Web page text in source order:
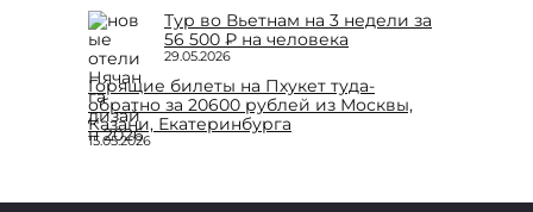
Тур во Вьетнам на 3 недели за
56 500 ₽ на человека
29.05.2026
Горящие билеты на Пхукет туда-
обратно за 20600 рублей из Москвы,
Казани, Екатеринбурга
15.05.2026